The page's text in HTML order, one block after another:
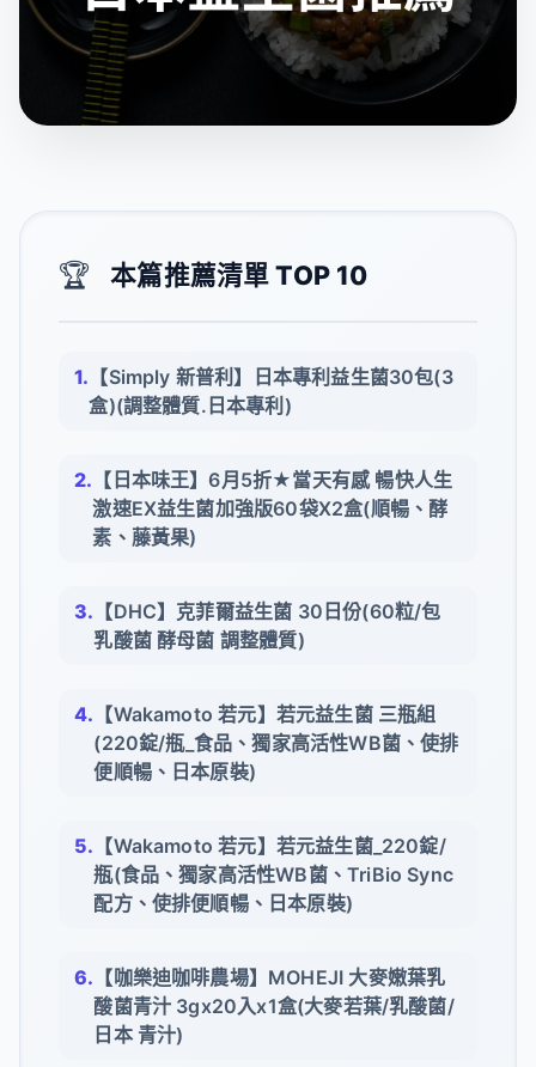
🏆 本篇推薦清單 TOP 10
【Simply 新普利】日本專利益生菌30包(3
盒)(調整體質.日本專利)
【日本味王】6月5折★當天有感 暢快人生
激速EX益生菌加強版60袋X2盒(順暢、酵
素、藤黃果)
【DHC】克菲爾益生菌 30日份(60粒/包
乳酸菌 酵母菌 調整體質)
【Wakamoto 若元】若元益生菌 三瓶組
(220錠/瓶_食品、獨家高活性WB菌、使排
便順暢、日本原裝)
【Wakamoto 若元】若元益生菌_220錠/
瓶(食品、獨家高活性WB菌、TriBio Sync
配方、使排便順暢、日本原裝)
【咖樂迪咖啡農場】MOHEJI 大麥嫩葉乳
酸菌青汁 3gx20入x1盒(大麥若葉/乳酸菌/
日本 青汁)